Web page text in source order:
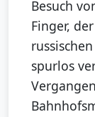
Besuch
Finger,
spurlos